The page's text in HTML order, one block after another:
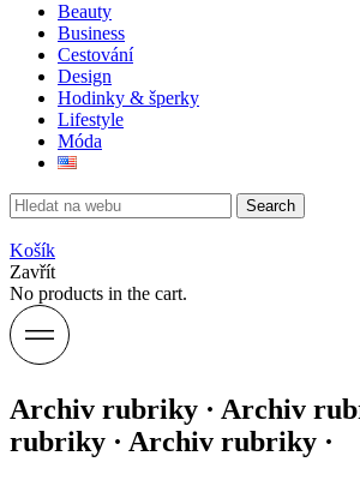
Beauty
Business
Cestování
Design
Hodinky & šperky
Lifestyle
Móda
Search
Košík
Zavřít
No products in the cart.
Archiv rubriky · Archiv
rubriky · Archiv rubriky ·